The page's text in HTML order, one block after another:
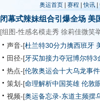
奥运首页| 赛程 |快讯|
闭幕式辣妹组合引爆全场 美
[组图-性感名模走秀 徐莉佳微笑
声音-[杜兰特30分力擒西班牙
田径-[牙买加接力夺冠博尔特3
热点-[伦敦奥运会十大乌龙事件
策划-[命理解析中国英雄 伦敦
视频-[奥运备忘录-东道主频摆